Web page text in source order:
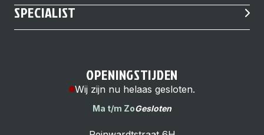
SPECIALIST
OPENINGSTIJDEN
Wij zijn nu helaas gesloten.
Ma t/m ZoGesloten